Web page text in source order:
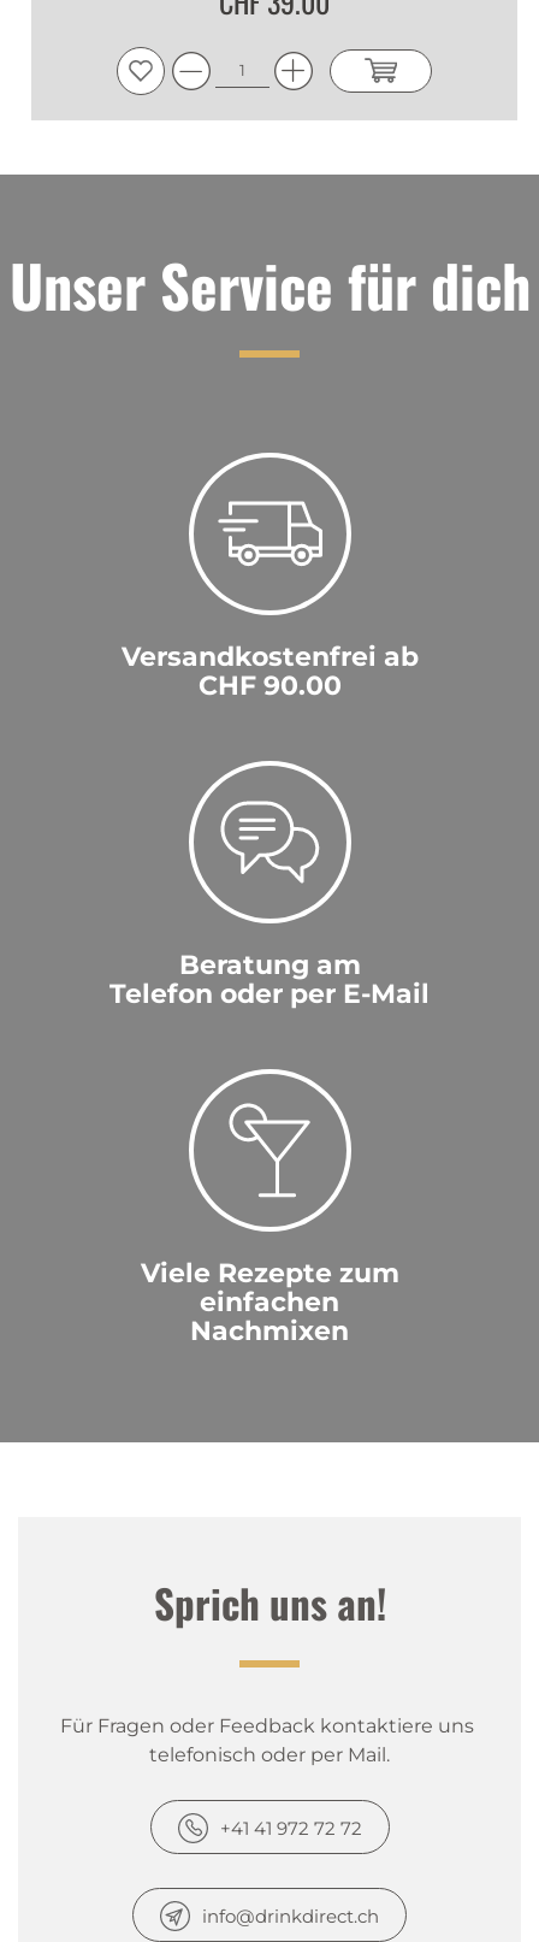
Unser Service für dich
Versandkostenfrei ab
CHF 90.00
Beratung am
Telefon oder per E-Mail
Viele Rezepte zum
einfachen
Nachmixen
Sprich uns an!
Für Fragen oder Feedback kontaktiere uns
telefonisch oder per Mail.
+41 41 972 72 72
info@drinkdirect.ch